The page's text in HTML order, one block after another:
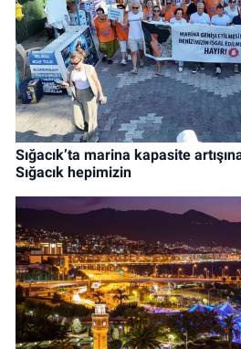
Sığacık’ta marina kapasite
Sığacık hepimizin